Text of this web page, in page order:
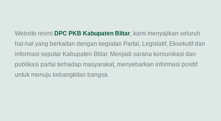
Website resmi DPC PKB Kabupaten Blitar , kami menyajikan seluruh
hal-hal yang berkaitan dengan kegiatan Partai, Legislatif, Eksekutif dan
informasi seputar Kabupaten Blitar. Menjadi sarana komunikasi dan
publikasi partai terhadap masyarakat, menyebarkan informasi positif
untuk menuju kebangkitan bangsa.